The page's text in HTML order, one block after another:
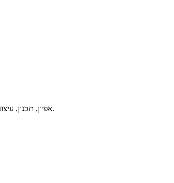
אפיון, תכנון, עיצוב ופיתוח של פתרונות טכנולוגיים לעולם הדיגיטלי, באיכות מרבית ותוך מתן שירות מסור ואדיב – זה אנחנו. דברו איתנו.